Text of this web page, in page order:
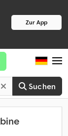
Zur App
Suchen